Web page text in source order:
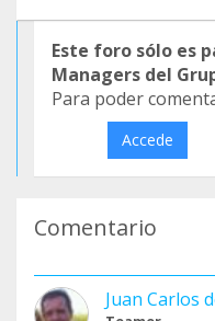
Este foro sólo es
Managers del
Para poder
Accede
Comentario
Juan Carlos